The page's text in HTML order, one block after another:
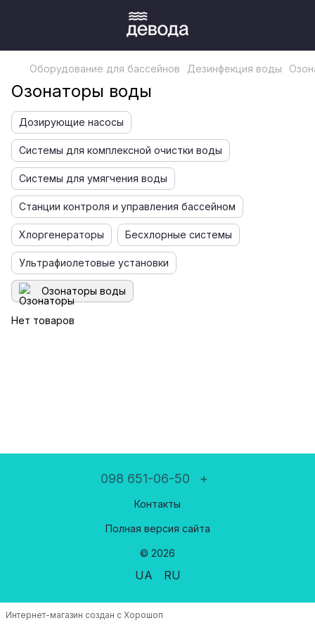
Оборудование для бассейнов Дезинфекция воды
Озонаторы воды
Дозирующие насосы
Системы для комплексной очистки воды
Системы для умягчения воды
Станции контроля и управления бассейном
Хлоргенераторы Бесхлорные системы
Ультрафиолетовые установки
Озонаторы воды
Нет товаров
098 651-06-50 +
Контакты
Полная версия сайта
© 2026
UA RU
Интернет-магазин создан с Хорошоп